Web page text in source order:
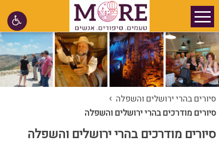
סיורים בהרי ירושלים והשפלה ›
סיורים מודרכים בהרי ירושלים והשפלה
סיורים מודרכים בהרי ירושלים והשפלה